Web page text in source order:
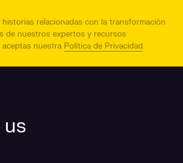
relacionadas con la transformación
de nuestros expertos y recursos
aceptas nuestra Política de Privacidad.